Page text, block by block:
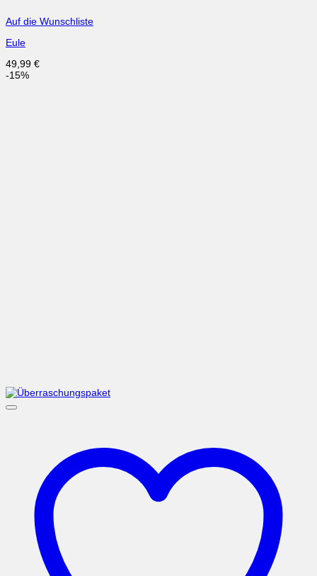
Auf die Wunschliste
Eule
49,99 €
-15%